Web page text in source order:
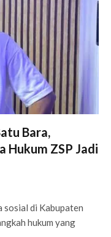
Bara,
Hukum ZSP Jadi
sosial di Kabupaten
hukum yang